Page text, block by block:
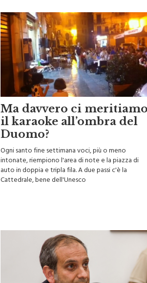
Ma davvero ci meritiamo
il karaoke all’ombra del
Duomo?
Ogni santo fine settimana voci, più o meno
intonate, riempiono l'area di note e la piazza di
auto in doppia e tripla fila. A due passi c'è la
Cattedrale, bene dell'Unesco